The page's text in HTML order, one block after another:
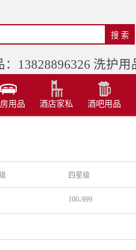
：13828896326 洗护用
用品 酒店家私 酒吧用品
四星级
100-999